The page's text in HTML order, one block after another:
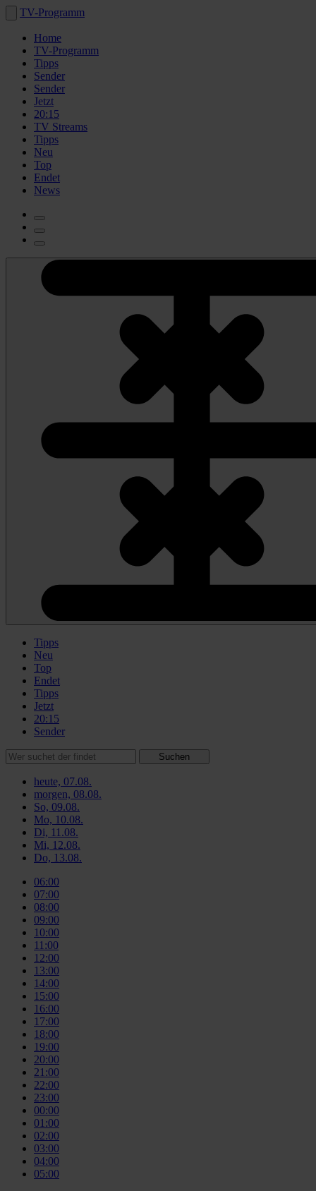
TV-Programm
Home
TV-Programm
Tipps
Sender
Sender
Jetzt
20:15
TV Streams
Tipps
Neu
Top
Endet
News
Tipps
Neu
Top
Endet
Tipps
Jetzt
20:15
Sender
Suchen
heute, 07.08.
morgen, 08.08.
So, 09.08.
Mo, 10.08.
Di, 11.08.
Mi, 12.08.
Do, 13.08.
06:00
07:00
08:00
09:00
10:00
11:00
12:00
13:00
14:00
15:00
16:00
17:00
18:00
19:00
20:00
21:00
22:00
23:00
00:00
01:00
02:00
03:00
04:00
05:00